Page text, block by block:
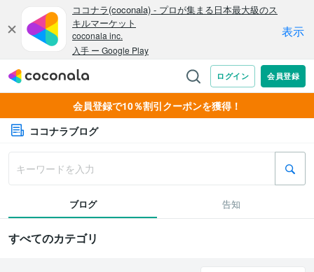
会員登録で10％割引クーポンを獲得！
ココナラブログ
ブログ 告知
すべてのカテゴリ